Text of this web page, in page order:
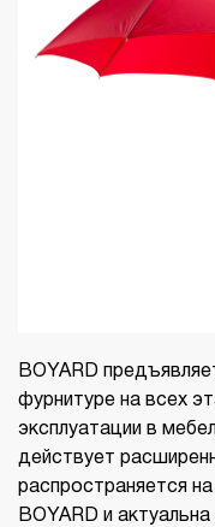
BOYARD
фурнитуре на всех
эксплуатации в
действует
распространяется
BOYARD и